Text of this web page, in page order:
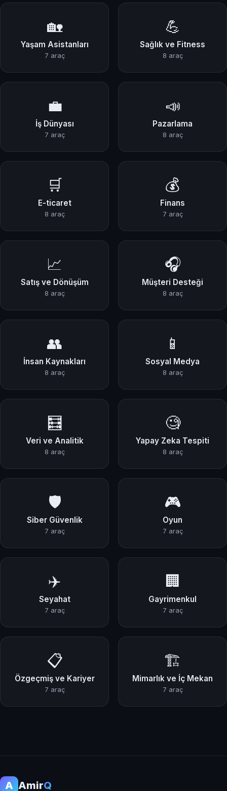
🏡
Yaşam Asistanları
7 araç
💪
Sağlık ve Fitness
8 araç
💼
İş Dünyası
7 araç
📣
Pazarlama
8 araç
🛒
E-ticaret
8 araç
💰
Finans
7 araç
📈
Satış ve Dönüşüm
8 araç
🎧
Müşteri Desteği
8 araç
👥
İnsan Kaynakları
8 araç
📱
Sosyal Medya
8 araç
🧮
Veri ve Analitik
8 araç
🧐
Yapay Zeka Tespiti
8 araç
🛡️
Siber Güvenlik
7 araç
🎮
Oyun
7 araç
✈️
Seyahat
7 araç
🏢
Gayrimenkul
7 araç
📋
Özgeçmiş ve Kariyer
7 araç
🏗️
Mimarlık ve İç Mekan
7 araç
A AmirQ